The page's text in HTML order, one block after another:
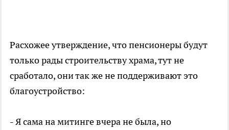
Расхожее утверждение, что пенсионеры будут
только рады строительству храма, тут не
сработало, они так же не поддерживают это
благоустройство:
- Я сама на митинге вчера не была, но